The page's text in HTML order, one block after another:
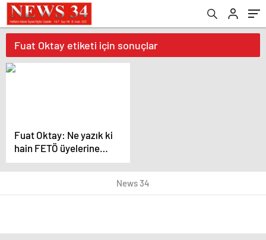
Fuat Oktay etiketi için sonuçlar
Fuat Oktay: Ne yazık ki
hain FETÖ üyelerine
bazı ülkelerde kol
kanat gerilmektedir
News 34